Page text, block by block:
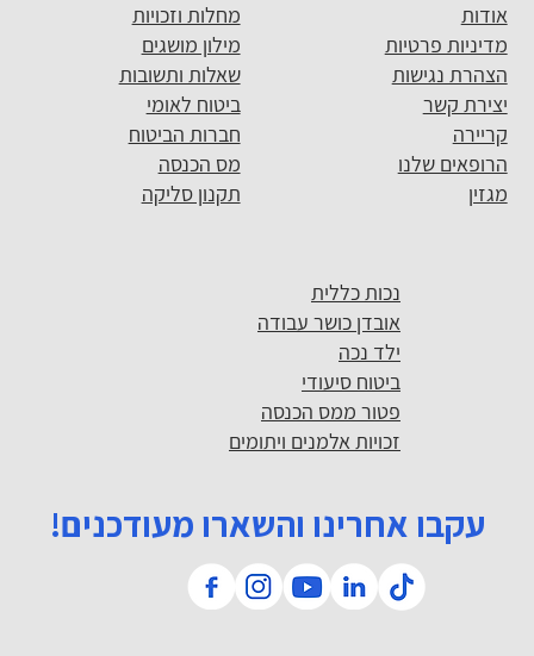
אודות
מדיניות פרטיות
הצהרת נגישות
יצירת קשר
קריירה
הרופאים שלנו
מגזין
מחלות וזכויות
מילון מושגים
שאלות ותשובות
ביטוח לאומי
חברות הביטוח
מס הכנסה
תקנון סליקה
נכות כללית
אובדן כושר עבודה
ילד נכה
ביטוח סיעודי
פטור ממס הכנסה
זכויות אלמנים ויתומים
עקבו אחרינו והשארו מעודכנים!